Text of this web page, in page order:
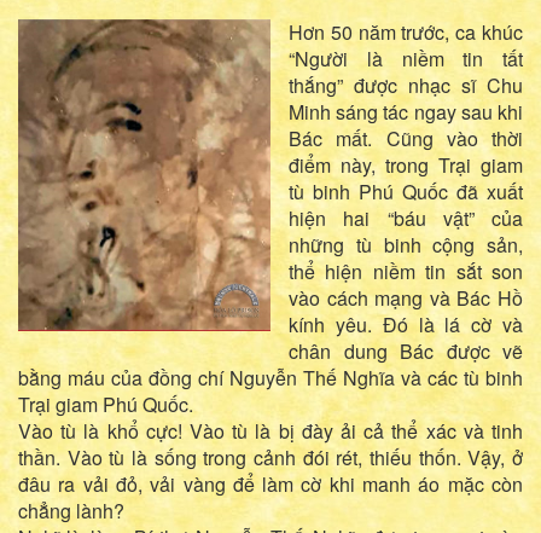
Hơn 50 năm trước, ca khúc
“Người là niềm tin tất
thắng” được nhạc sĩ Chu
Minh sáng tác ngay sau khi
Bác mất. Cũng vào thời
điểm này, trong Trại giam
tù binh Phú Quốc đã xuất
hiện hai “báu vật” của
những tù binh cộng sản,
thể hiện niềm tin sắt son
vào cách mạng và Bác Hồ
kính yêu. Đó là lá cờ và
chân dung Bác được vẽ
bằng máu của đồng chí Nguyễn Thế Nghĩa và các tù binh
Trại giam Phú Quốc.
Vào tù là khổ cực! Vào tù là bị đày ải cả thể xác và tinh
thần. Vào tù là sống trong cảnh đói rét, thiếu thốn. Vậy, ở
đâu ra vải đỏ, vải vàng để làm cờ khi manh áo mặc còn
chẳng lành?